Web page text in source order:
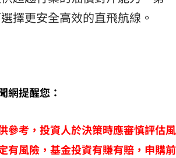
擇更安全高效的直飛航線。
網提醒您：
參考，投資人於決策時應審慎評估
有風險，基金投資有賺有賠，申購